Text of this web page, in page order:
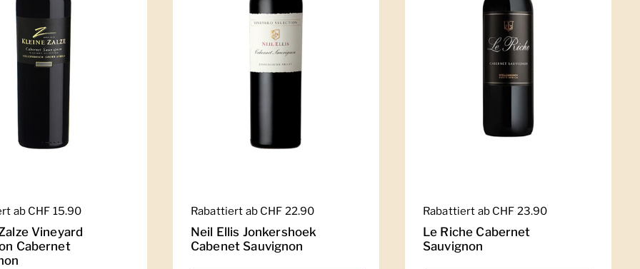
Preis
ab CHF 15.90
Vineyard
Cabernet
Regulärer Preis
Rabattiert ab CHF 22.90
Neil Ellis Jonkershoek
Cabenet Sauvignon
Regulärer Preis
Rabattiert ab CHF 23.90
Le Riche Cabernet
Sauvignon